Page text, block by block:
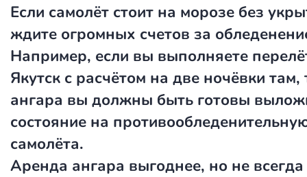
Если самолёт стоит на морозе без
ждите огромных счетов за
Например, если вы выполняете
Якутск с расчётом на две ночёвки там,
ангара вы должны быть готовы
состояние на
самолёта.
Аренда ангара выгоднее, но не